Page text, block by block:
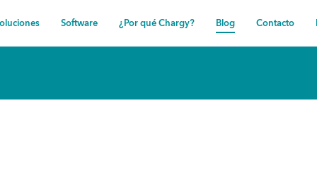
Software ¿Por qué Chargy? Blog Contacto